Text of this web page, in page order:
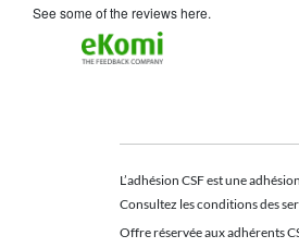
see some of the reviews here.
L’adhésion CSF est une
Consultez les conditions des
Offre réservée aux adhérents